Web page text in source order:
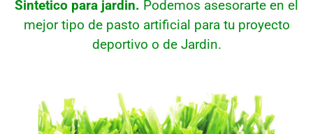
Sintetico para jardin. Podemos asesorarte en el
mejor tipo de pasto artificial para tu proyecto
deportivo o de Jardin.